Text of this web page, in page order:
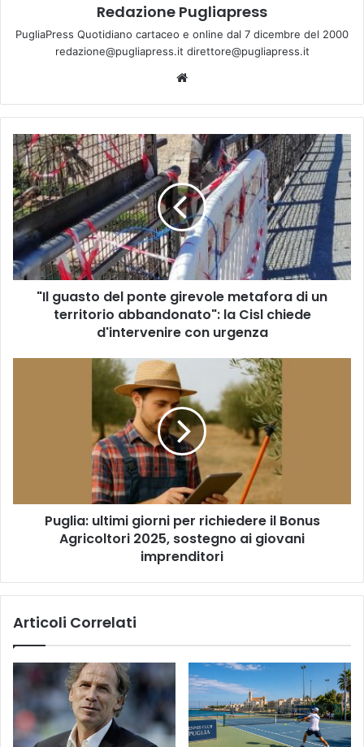
Redazione Pugliapress
PugliaPress Quotidiano cartaceo e online dal 7 dicembre del 2000
redazione@pugliapress.it direttore@pugliapress.it
"Il
guasto
del
ponte
girevole
metafora
di
un
territorio
abbandonato":
"Il guasto del ponte girevole metafora di un
territorio abbandonato": la Cisl chiede
d'intervenire con urgenza
2025,
sostegnoPuglia: ultimi giorni per richiedere il Bonus
Agricoltori 2025, sostegno ai giovani
imprenditori
Articoli Correlati